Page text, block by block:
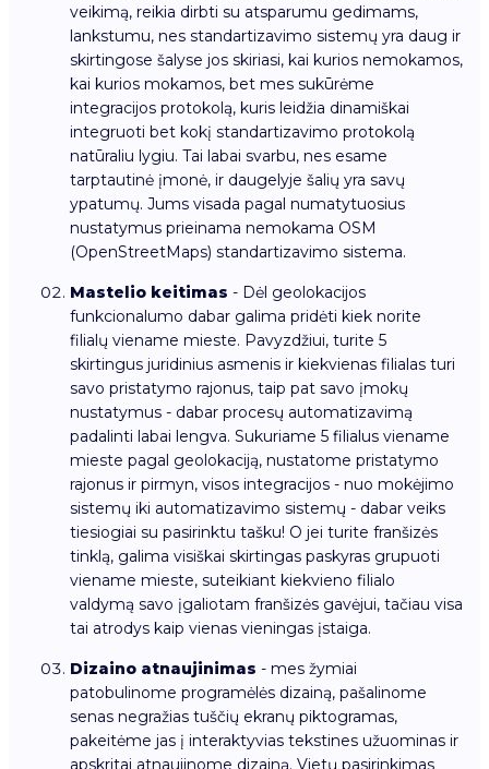
veikimą, reikia dirbti su atsparumu gedimams,
lankstumu, nes standartizavimo sistemų yra daug ir
skirtingose šalyse jos skiriasi, kai kurios nemokamos,
kai kurios mokamos, bet mes sukūrėme
integracijos protokolą, kuris leidžia dinamiškai
integruoti bet kokį standartizavimo protokolą
natūraliu lygiu. Tai labai svarbu, nes esame
tarptautinė įmonė, ir daugelyje šalių yra savų
ypatumų. Jums visada pagal numatytuosius
nustatymus prieinama nemokama OSM
(OpenStreetMaps) standartizavimo sistema.
Mastelio keitimas - Dėl geolokacijos
funkcionalumo dabar galima pridėti kiek norite
filialų viename mieste. Pavyzdžiui, turite 5
skirtingus juridinius asmenis ir kiekvienas filialas turi
savo pristatymo rajonus, taip pat savo įmokų
nustatymus - dabar procesų automatizavimą
padalinti labai lengva. Sukuriame 5 filialus viename
mieste pagal geolokaciją, nustatome pristatymo
rajonus ir pirmyn, visos integracijos - nuo mokėjimo
sistemų iki automatizavimo sistemų - dabar veiks
tiesiogiai su pasirinktu tašku! O jei turite franšizės
tinklą, galima visiškai skirtingas paskyras grupuoti
viename mieste, suteikiant kiekvieno filialo
valdymą savo įgaliotam franšizės gavėjui, tačiau visa
tai atrodys kaip vienas vieningas įstaiga.
Dizaino atnaujinimas - mes žymiai
patobulinome programėlės dizainą, pašalinome
senas negražias tuščių ekranų piktogramas,
pakeitėme jas į interaktyvias tekstines užuominas ir
apskritai atnaujinome dizainą. Vietų pasirinkimas